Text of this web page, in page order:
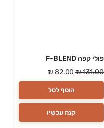
פולי קפה F-BLEND
₪131.00
₪ 82.00
הוסף לסל
קנה עכשיו